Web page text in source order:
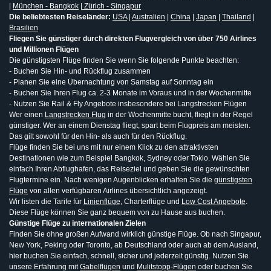
München - Bangkok
Zürich - Singapur
Die beliebtesten Reiseländer: USA| Australien China Japan Thailand
Brasilien
Fliegen Sie günstiger durch direkten Flugvergleich von über 750 Airlines
und Millionen Flügen
Die günstigsten Flüge finden Sie wenn Sie folgende Punkte beachten:
- Buchen Sie Hin- und Rückflug zusammen
- Planen Sie eine Übernachtung von Samstag auf Sonntag ein
- Buchen Sie Ihren Flug ca. 2-3 Monate im Voraus und in der Wochenmitte
- Nutzen Sie Rail & Fly Angebote insbesondere bei Langstrecken Flügen
Wer einen Langstrecken Flug in der Wochenmitte bucht, fliegt in der Regel
günstiger. Wer an einem Dienstag fliegt, spart beim Flugpreis am meisten.
Das gilt sowohl für den Hin- als auch für den Rückflug.
Flüge finden Sie bei uns mit nur einem Klick zu den attraktivsten
Destinationen wie zum Beispiel Bangkok, Sydney oder Tokio. Wählen Sie
einfach Ihren Abflughafen, das Reiseziel und geben Sie die gewünschten
Flugtermine ein. Nach wenigen Augenblicken erhalten Sie die günstigsten
Flüge von allen verfügbaren Airlines übersichtlich angezeigt.
Wir listen die Tarife für Linienflüge, Charterflüge und Low Cost Angebote.
Diese Flüge können Sie ganz bequem von zu Hause aus buchen.
Günstige Flüge zu internationalen Zielen
Finden Sie ohne großen Aufwand wirklich günstige Flüge. Ob nach Singapur,
New York, Peking oder Toronto, ab Deutschland oder auch ab dem Ausland,
hier buchen Sie einfach, schnell, sicher und jederzeit günstig. Nutzen Sie
unsere Erfahrung mitGabelflügen und Mulitstopp-Flügen oder buchen Sie